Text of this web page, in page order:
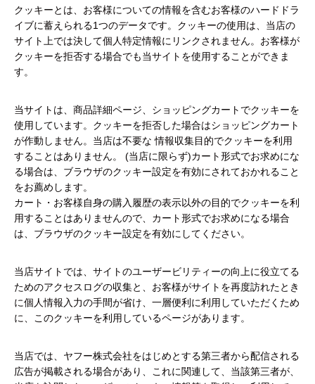
クッキーとは、お客様についての情報を含むお客様のハードドラ
イブに蓄えられる1つのデータです。クッキーの使用は、当店の
サイト上では決して個人特定情報にリンクされません。お客様が
クッキーを拒否する場合でも当サイトを使用することができま
す。
当サイトは、商品詳細ページ、ショッピングカートでクッキーを
使用しています。クッキーを拒否した場合はショッピングカート
が作動しません。当店は不要な 情報収集目的でクッキーを利用
することはありません。 (当店に限らず)カート形式でお求めにな
る場合は、ブラウザのクッキー設定を有効にされておかれること
をお薦めします。
カート・お客様自身の購入履歴の表示以外の目的でクッキーを利
用することはありませんので、カート形式でお求めになる場合
は、ブラウザのクッキー設定を有効にしてください。
当店サイトでは、サイトのユーザービリティーの向上に役立てる
ためのアクセスログの収集と、お客様がサイトを再度訪れたとき
に個人情報入力の手間が省け、一層便利に利用していただくため
に、このクッキーを利用しているページがあります。
当店では、ヤフー株式会社をはじめとする第三者から配信される
広告が掲載される場合があり、これに関連して、当該第三者が、